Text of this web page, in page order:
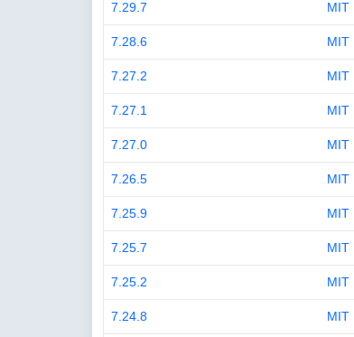
7.29.7 MIT
7.28.6 MIT
7.27.2 MIT
7.27.1 MIT
7.27.0 MIT
7.26.5 MIT
7.25.9 MIT
7.25.7 MIT
7.25.2 MIT
7.24.8 MIT